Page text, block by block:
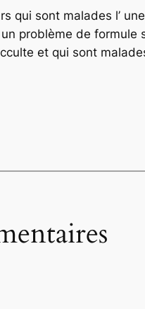
qui sont malades l’
un problème de
et qui sont